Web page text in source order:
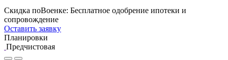
Скидка поВоенке: Бесплатное одобрение ипотеки и
сопровождение
Оставить заявку
Планировки
Предчистовая